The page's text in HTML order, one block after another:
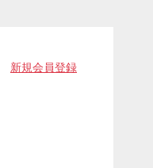
新規会員登録